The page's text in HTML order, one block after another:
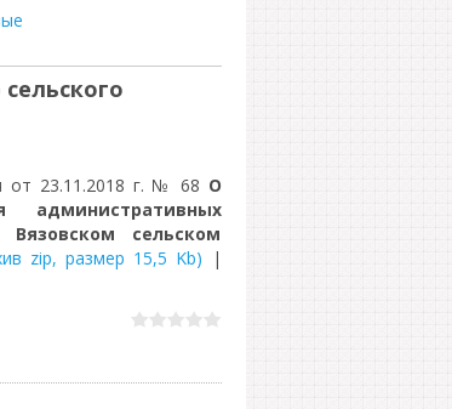
от 23.11.2018 г. № 68 О
сельском
zip, размер 15,5 Kb) |